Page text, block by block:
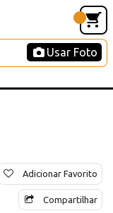
Usar Foto
Adicionar Favorito
Compartilhar